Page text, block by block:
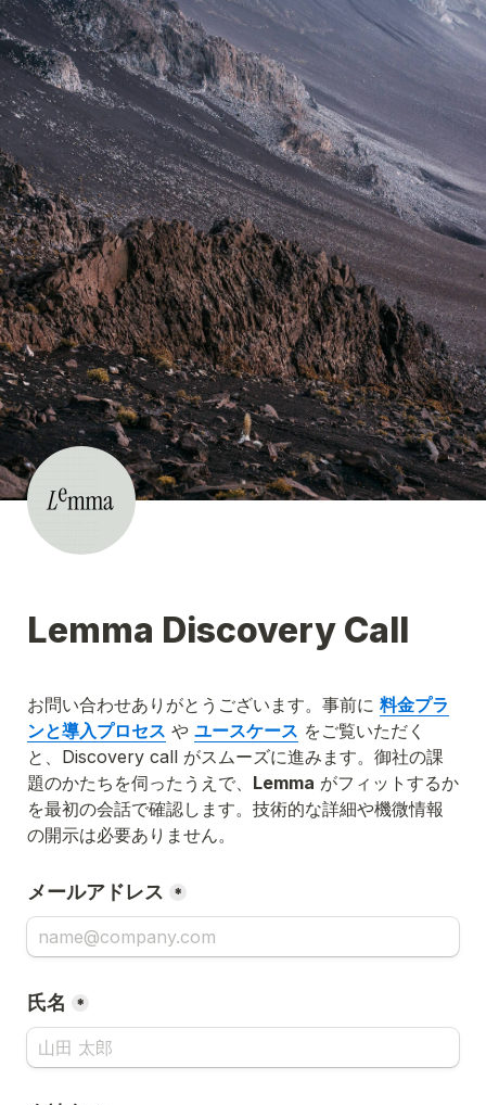
Lemma Discovery Call
お問い合わせありがとうございます。事前に 料金プラ
ンと導入プロセス や ユースケース をご覧いただく
と、Discovery call がスムーズに進みます。御社の課
題のかたちを伺ったうえで、 Lemma がフィットするか
を最初の会話で確認します。技術的な詳細や機微情報
の開示は必要ありません。
メールアドレス *
氏名 *